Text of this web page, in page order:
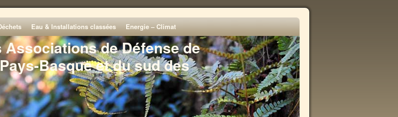
de Défense de
Basque et du sud des
Eau & Installations classées Energie – Climat